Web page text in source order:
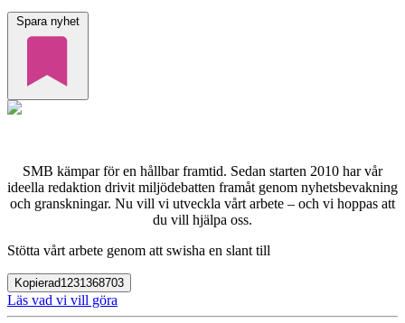
Spara nyhet
SMB kämpar för en hållbar framtid. Sedan starten 2010 har vår
ideella redaktion drivit miljödebatten framåt genom nyhetsbevakning
och granskningar. Nu vill vi utveckla vårt arbete – och vi hoppas att
du vill hjälpa oss.
Stötta vårt arbete genom att swisha en slant till
Kopierad1231368703
Läs vad vi vill göra